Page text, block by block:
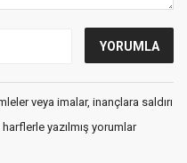
veya imalar, inançlara saldırı
yazılmış yorumlar